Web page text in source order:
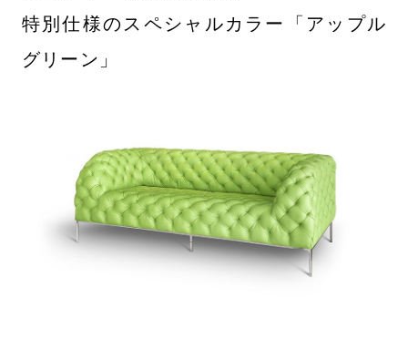
特別仕様のスペシャルカラー「アップル
グリーン」